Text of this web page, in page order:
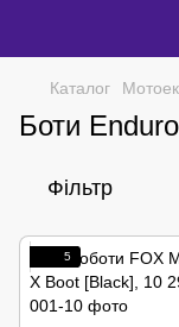
Каталог
Боти Enduro
Фільтр
5